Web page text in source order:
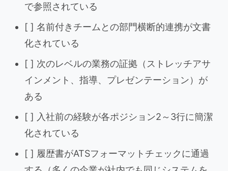
で参照されている
[ ] 名前付きチームとの部門横断的連携が文書
化されている
[ ] 次のレベルの業務の証拠（ストレッチアサ
インメント、指導、プレゼンテーション）が
ある
[ ] 入社前の経験が各ポジション2～3行に簡潔
化されている
[ ] 履歴書がATSフォーマットチェックに通過